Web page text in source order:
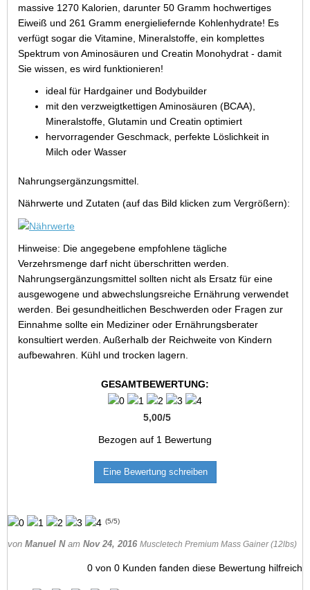
massive 1270 Kalorien, darunter 50 Gramm hochwertiges
Eiweiß und 261 Gramm energieliefernde Kohlenhydrate! Es
verfügt sogar die Vitamine, Mineralstoffe, ein komplettes
Spektrum von Aminosäuren und Creatin Monohydrat - damit
Sie wissen, es wird funktionieren!
ideal für Hardgainer und Bodybuilder
mit den verzweigtkettigen Aminosäuren (BCAA),
Mineralstoffe, Glutamin und Creatin optimiert
hervorragender Geschmack, perfekte Löslichkeit in
Milch oder Wasser
Nahrungsergänzungsmittel.
Nährwerte und Zutaten (auf das Bild klicken zum Vergrößern):
Hinweise: Die angegebene empfohlene tägliche
Verzehrsmenge darf nicht überschritten werden.
Nahrungsergänzungsmittel sollten nicht als Ersatz für eine
ausgewogene und abwechslungsreiche Ernährung verwendet
werden. Bei gesundheitlichen Beschwerden oder Fragen zur
Einnahme sollte ein Mediziner oder Ernährungsberater
konsultiert werden. Außerhalb der Reichweite von Kindern
aufbewahren. Kühl und trocken lagern.
GESAMTBEWERTUNG:
5,00/5
Bezogen auf 1 Bewertung
Eine Bewertung schreiben
(5/5)
von Manuel Nam Nov 24, 2016 Muscletech Premium Mass Gainer (12lbs)
0 von 0 Kunden fanden diese Bewertung hilfreich